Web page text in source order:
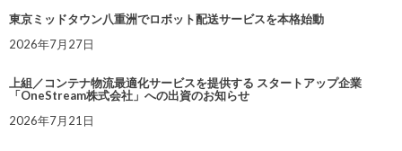
東京ミッドタウン八重洲でロボット配送サービスを本格始動
2026年7月27日
上組／コンテナ物流最適化サービスを提供する スタートアップ企業
「OneStream株式会社」への出資のお知らせ
2026年7月21日